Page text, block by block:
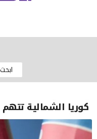
كوريا الشمالية